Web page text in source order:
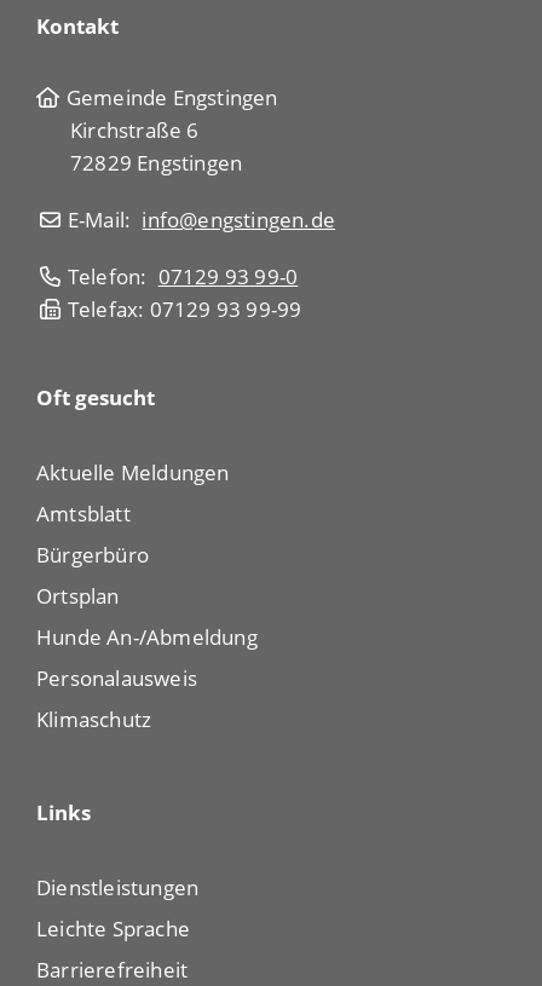
Kontakt
Gemeinde Engstingen
Kirchstraße 6
72829 Engstingen
E-Mail: info@engstingen.de
Telefon: 07129 93 99-0
Telefax: 07129 93 99-99
Oft gesucht
Aktuelle Meldungen
Amtsblatt
Bürgerbüro
Ortsplan
Hunde An-/Abmeldung
Personalausweis
Klimaschutz
Links
Dienstleistungen
Leichte Sprache
Barrierefreiheit